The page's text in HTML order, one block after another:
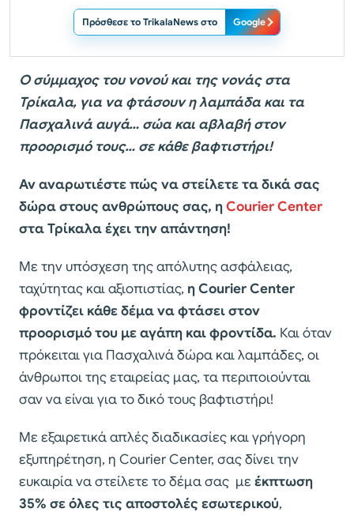
Πρόσθεσε το TrikalaNews στο Google
Ο σύμμαχος του νονού και της νονάς στα
Τρίκαλα, για να φτάσουν η λαμπάδα και τα
Πασχαλινά αυγά… σώα και αβλαβή στον
προορισμό τους… σε κάθε βαφτιστήρι!
Αν αναρωτιέστε πώς να στείλετε τα δικά σας
δώρα στους ανθρώπους σας, ηCourier Center
στα Τρίκαλα έχει την απάντηση!
Με την υπόσχεση της απόλυτης ασφάλειας,
ταχύτητας και αξιοπιστίας, η Courier Center
φροντίζει κάθε δέμα να φτάσει στον
προορισμό του με αγάπη και φροντίδα. Και όταν
πρόκειται για Πασχαλινά δώρα και λαμπάδες, οι
άνθρωποι της εταιρείας μας, τα περιποιούνται
σαν να είναι για το δικό τους βαφτιστήρι!
Με εξαιρετικά απλές διαδικασίες και γρήγορη
εξυπηρέτηση, η Courier Center, σας δίνει την
ευκαιρία να στείλετε το δέμα σας με έκπτωση
35% σε όλες τις αποστολές εσωτερικού,